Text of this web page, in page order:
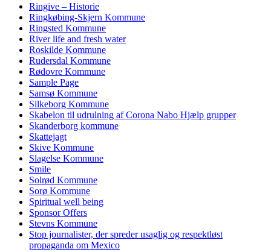
Ringive – Historie
Ringkøbing-Skjern Kommune
Ringsted Kommune
River life and fresh water
Roskilde Kommune
Rudersdal Kommune
Rødovre Kommune
Sample Page
Samsø Kommune
Silkeborg Kommune
Skabelon til udrulning af Corona Nabo Hjælp grupper
Skanderborg kommune
Skattejagt
Skive Kommune
Slagelse Kommune
Smile
Solrød Kommune
Sorø Kommune
Spiritual well being
Sponsor Offers
Stevns Kommune
Stop journalister, der spreder usaglig og respektløst
propaganda om Mexico